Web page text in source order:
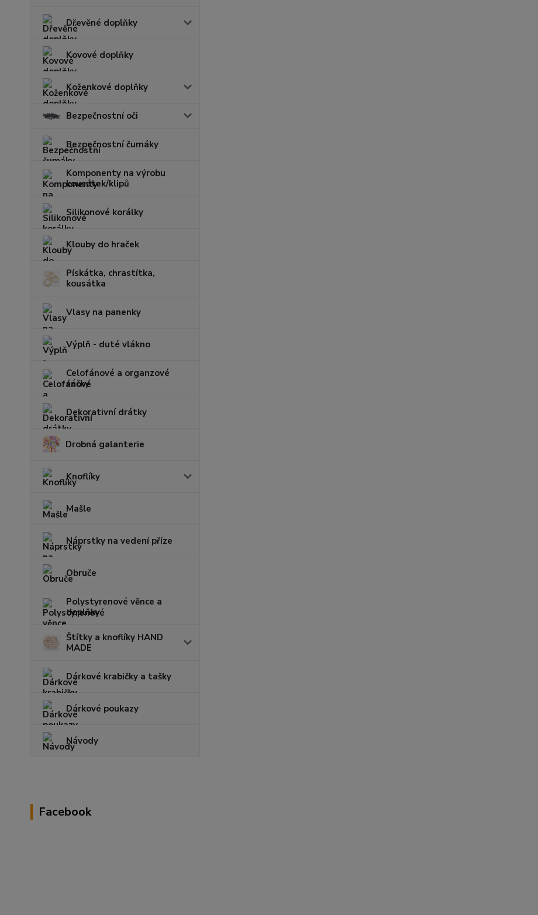
Dřevěné doplňky
Kovové doplňky
Koženkové doplňky
Bezpečnostní oči
Bezpečnostní čumáky
Komponenty na výrobu
kousátek/klipů
Silikonové korálky
Klouby do hraček
Pískátka, chrastítka,
kousátka
Vlasy na panenky
Výplň - duté vlákno
Celofánové a organzové
sáčky
Dekorativní drátky
Drobná galanterie
Knoflíky
Mašle
Náprstky na vedení příze
Obruče
Polystyrenové věnce a
doplňky
Štítky a knoflíky HAND
MADE
Dárkové krabičky a tašky
Dárkové poukazy
Návody
Facebook